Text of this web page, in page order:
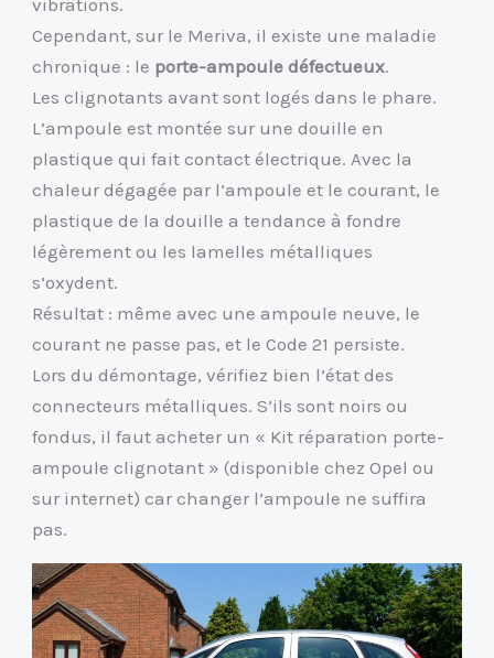
Cependant, sur le Meriva, il existe une maladie
chronique : le porte-ampoule défectueux.
Les clignotants avant sont logés dans le phare.
L’ampoule est montée sur une douille en
plastique qui fait contact électrique. Avec la
chaleur dégagée par l’ampoule et le courant, le
plastique de la douille a tendance à fondre
légèrement ou les lamelles métalliques
s’oxydent.
Résultat : même avec une ampoule neuve, le
courant ne passe pas, et le Code 21 persiste.
Lors du démontage, vérifiez bien l’état des
connecteurs métalliques. S’ils sont noirs ou
fondus, il faut acheter un « Kit réparation porte-
ampoule clignotant » (disponible chez Opel ou
sur internet) car changer l’ampoule ne suffira
pas.